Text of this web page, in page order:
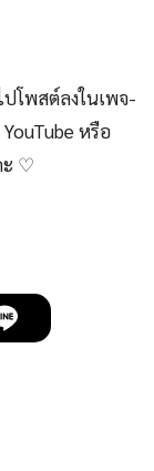
โพสต์ลงในเพจ-
หรือ
ะ ♡